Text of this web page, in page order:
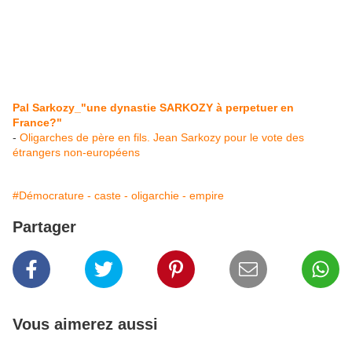
Pal Sarkozy_"une dynastie SARKOZY à perpetuer en
France?"
- Oligarches de père en fils. Jean Sarkozy pour le vote des
étrangers non-européens
#Démocrature - caste - oligarchie - empire
Partager
Vous aimerez aussi